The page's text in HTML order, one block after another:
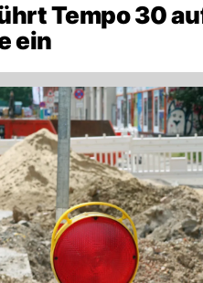
Tempo 30
ein